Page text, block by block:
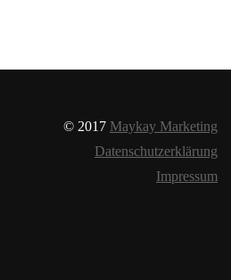
© 2017 Maykay Marketing
Datenschutzerklärung
Impressum